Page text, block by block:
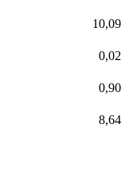
10,09
0,02
0,90
8,64